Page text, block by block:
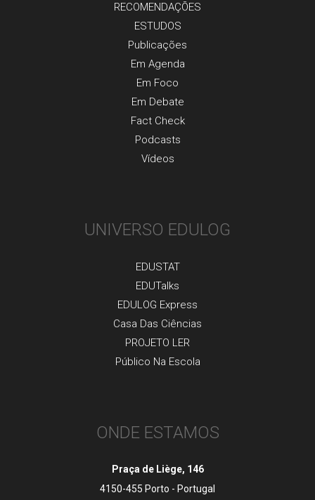
RECOMENDAÇÕES
ESTUDOS
Publicaçõеs
Em Agenda
Em Foco
Em Debate
Fact Check
Podcasts
Vídeos
UNIVERSO EDULOG
EDUSTAT
EDUTalks
EDULOG Express
Casa Das Ciências
PROJETO LER
Público Na Escola
ONDE ESTAMOS
Praça de Liège, 146
4150-455 Porto - Portugal